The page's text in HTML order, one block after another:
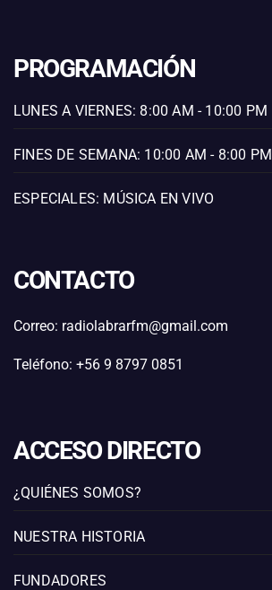
PROGRAMACIÓN
LUNES A VIERNES: 8:00 AM - 10:00 PM
FINES DE SEMANA: 10:00 AM - 8:00 PM
ESPECIALES: MÚSICA EN VIVO
CONTACTO
Correo: radiolabrarfm@gmail.com
Teléfono: +56 9 8797 0851
ACCESO DIRECTO
¿QUIÉNES SOMOS?
NUESTRA HISTORIA
FUNDADORES